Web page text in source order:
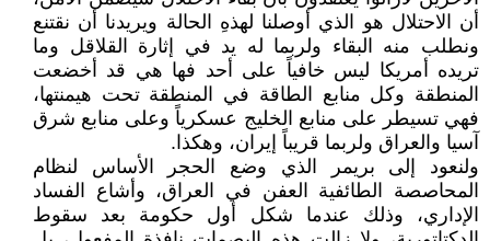
أن الاحتلال هو الذي أوصلنا لهذهِ الحالة ويريدنا أن نقتنع
ونطلب منه البقاء ولربما له يد في إثارة القلاقل وما
تريده أمريكا ليس خافياً على أحد فها هي قد أخضعت
المنطقة وكل منابع الطاقة في المنطقة تحت هيمنتها،
فهي تسيطر على منابع الخليج عسكرياً وعلى منابع شرق
آسيا والعراق ولربما قريباً إيران، وهكذا.
ولنعود إلى بريمر الذي وضع الحجر الأساس لنظام
المحاصصة الطائفية العفن في العراق، وأشاع الفساد
الإداري، وذلك عندما شكل أول حكومة بعد سقوط